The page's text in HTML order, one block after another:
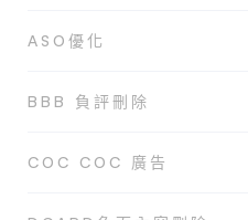
ASO優化
BBB 負評刪除
COC COC 廣告